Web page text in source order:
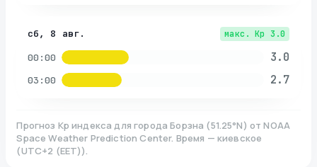
сб, 8 авг. макс. Kp 3.0
00:00 3.0
03:00 2.7
Прогноз Kp индекса для города Борзна (51.25°N) от NOAA
Space Weather Prediction Center. Время — киевское
(UTC+2 (EET)).